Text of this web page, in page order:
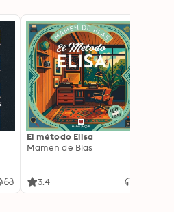
El método Elisa
Mamen de Blas
3.4